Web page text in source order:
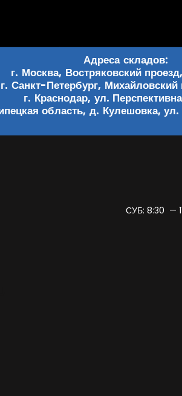
Адреса складов:
г. Москва, Востряковский
г. Санкт-Петербург, Михайловский
г. Краснодар, ул.
область, д. Кулешовка,
СУБ: 8:30 —